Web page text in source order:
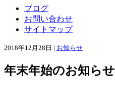
ブログ
お問い合わせ
サイトマップ
2018年12月28日 | お知らせ
年末年始のお知らせ